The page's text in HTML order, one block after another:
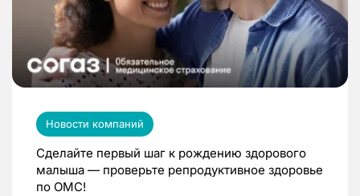
Новости компаний
Сделайте первый шаг к рождению здорового
малыша — проверьте репродуктивное здоровье
по ОМС!